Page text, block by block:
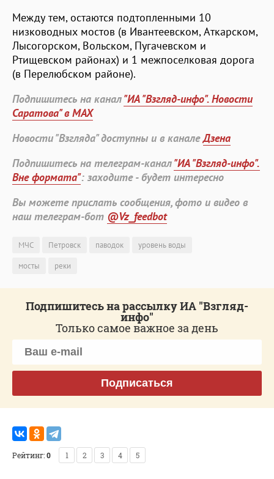
Между тем, остаются подтопленными 10
низководных мостов (в Ивантеевском, Аткарском,
Лысогорском, Вольском, Пугачевском и
Ртищевском районах) и 1 межпоселковая дорога
(в Перелюбском районе).
Подпишитесь на канал"ИА "Взгляд-инфо". Новости
Саратова" в MAX
Новости "Взгляда" доступны и в каналеДзена
Подпишитесь на телеграм-канал"ИА "Взгляд-инфо".
Вне формата": заходите - будет интересно
Вы можете прислать сообщения, фото и видео в
наш телеграм-бот @Vz_feedbot
МЧС Петровск паводок
уровень воды
мосты
реки
Подпишитесь на рассылку ИА "Взгляд-
инфо"
Только самое важное за день
Подписаться
Рейтинг:0 1 2 3 4 5